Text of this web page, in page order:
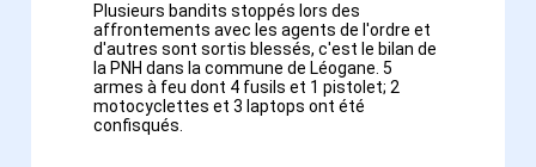
Plusieurs bandits stoppés lors des
affrontements avec les agents de l'ordre et
d'autres sont sortis blessés, c'est le bilan de
la PNH dans la commune de Léogane. 5
armes à feu dont 4 fusils et 1 pistolet; 2
motocyclettes et 3 laptops ont été
confisqués.